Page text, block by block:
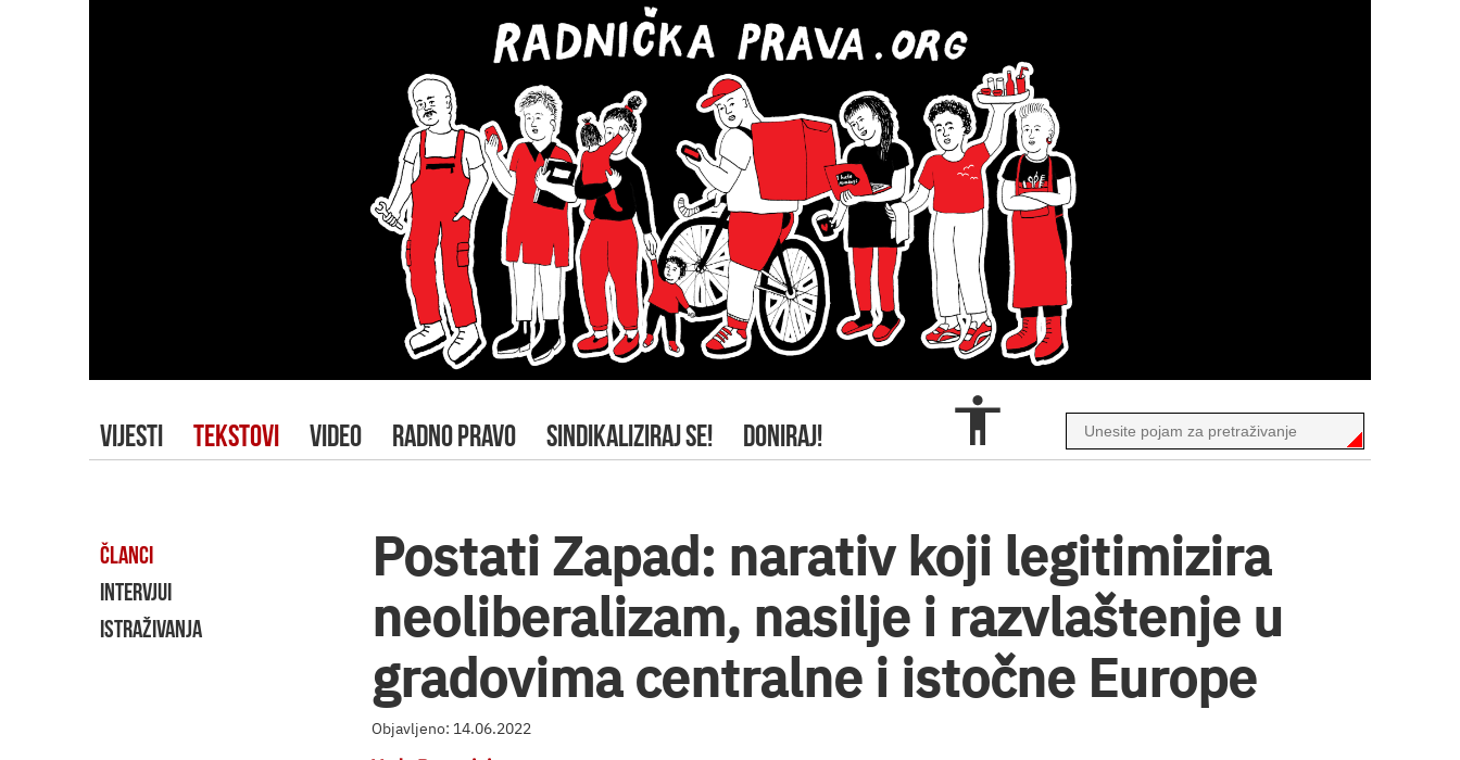
VIJESTI TEKSTOVI VIDEO RADNO PRAVO SINDIKALIZIRAJ SE! DONIRAJ!
ČLANCI
INTERVJUI
ISTRAŽIVANJA
Postati Zapad: narativ koji legitimizira
neoliberalizam, nasilje i razvlaštenje u
gradovima centralne i istočne Europe
Objavljeno: 14.06.2022